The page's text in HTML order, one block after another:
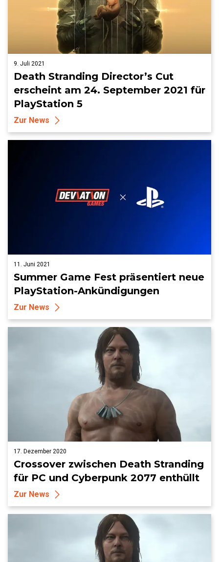
9. Juli 2021
Death Stranding Director’s Cut
erscheint am 24. September 2021 für
PlayStation 5
Zur News
11. Juni 2021
Summer Game Fest präsentiert neue
PlayStation-Ankündigungen
Zur News
17. Dezember 2020
Crossover zwischen Death Stranding
für PC und Cyberpunk 2077 enthüllt
Zur News